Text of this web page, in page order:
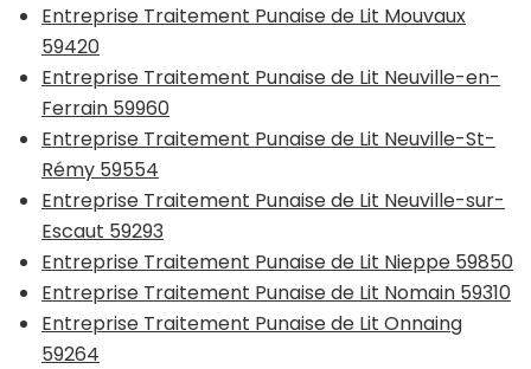
Entreprise Traitement Punaise de Lit Mouvaux
59420
Entreprise Traitement Punaise de Lit Neuville-en-
Ferrain 59960
Entreprise Traitement Punaise de Lit Neuville-St-
Rémy 59554
Entreprise Traitement Punaise de Lit Neuville-sur-
Escaut 59293
Entreprise Traitement Punaise de Lit Nieppe 59850
Entreprise Traitement Punaise de Lit Nomain 59310
Entreprise Traitement Punaise de Lit Onnaing
59264